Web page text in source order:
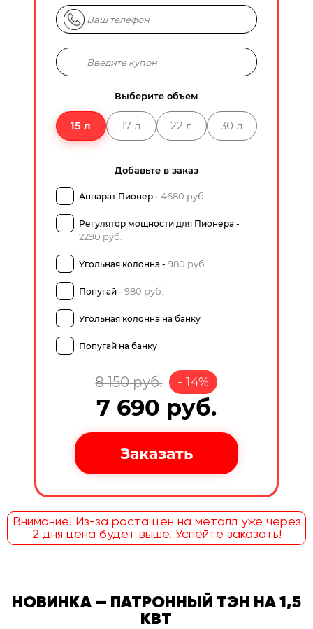
Выберите объем
15 л 17 л 22 л 30 л
Добавьте в заказ
Аппарат Пионер - 4680 руб.
Регулятор мощности для Пионера -
2290 руб.
Угольная колонна - 980 руб.
Попугай - 980 руб.
Угольная колонна на банку
Попугай на банку
8 150руб. -14%
7 690 руб.
Внимание! Из-за роста цен на металл уже через
2 дня цена будет выше. Успейте заказать!
НОВИНКА — ПАТРОННЫЙ ТЭН НА 1,5
КВТ